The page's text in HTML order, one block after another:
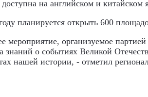
на английском и
планируется открыть 600
организуемое
знаний о событиях Великой
нашей истории, - отметил